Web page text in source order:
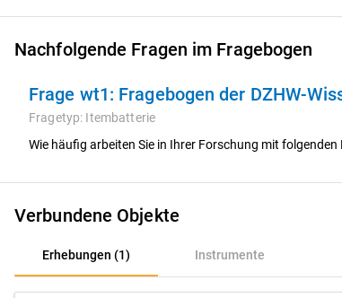
Nachfolgende Fragen im Fragebogen
Frage wt1: Fragebogen der DZHW-
Fragetyp: Itembatterie
Wie häufig arbeiten Sie in Ihrer Forschung mit
Verbundene Objekte
Erhebungen (1) Instrumente
Erhebungen (1)